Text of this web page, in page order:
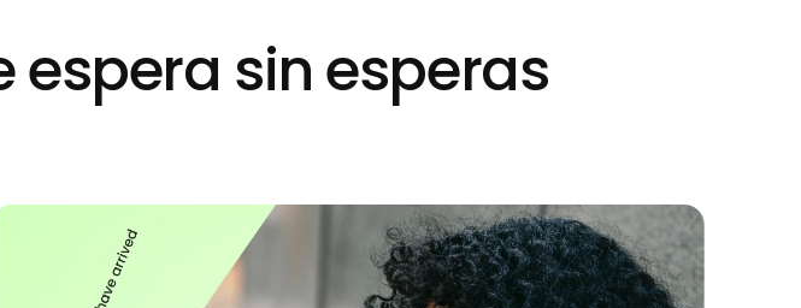
espera sin esperas